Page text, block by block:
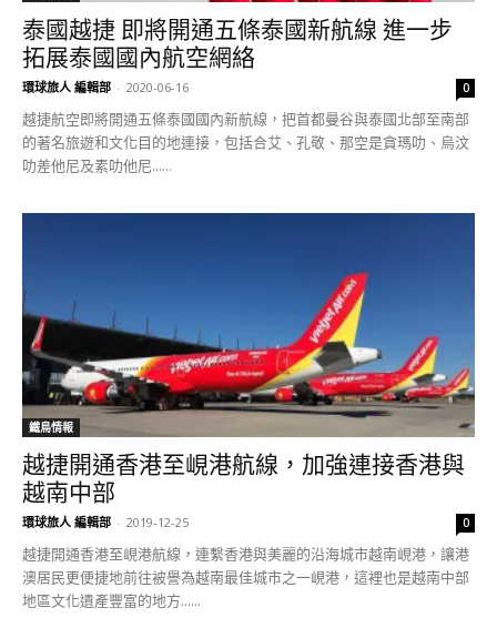
泰國越捷 即將開通五條泰國新航線 進一步
拓展泰國國內航空網絡
環球旅人 編輯部 - 2020-06-16 0
越捷航空即將開通五條泰國國內新航線，把首都曼谷與泰國北部至南部
的著名旅遊和文化目的地連接，包括合艾、孔敬、那空是貪瑪叻、烏汶
叻差他尼及素叻他尼......
鐵鳥情報
越捷開通香港至峴港航線，加強連接香港與
越南中部
環球旅人 編輯部 - 2019-12-25 0
越捷開通香港至峴港航線，連繫香港與美麗的沿海城市越南峴港，讓港
澳居民更便捷地前往被譽為越南最佳城市之一峴港，這裡也是越南中部
地區文化遺產豐富的地方......